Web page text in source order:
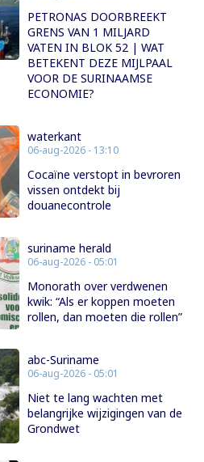
PETRONAS DOORBREEKT
GRENS VAN 1 MILJARD
VATEN IN BLOK 52 | WAT
BETEKENT DEZE MIJLPAAL
VOOR DE SURINAAMSE
ECONOMIE?
waterkant
06-aug-2026 - 13:10
Cocaïne verstopt in bevroren
vissen ontdekt bij
douanecontrole
suriname herald
06-aug-2026 - 05:01
Monorath over verdwenen
kwik: “Als er koppen moeten
rollen, dan moeten die rollen”
abc-Suriname
06-aug-2026 - 05:01
Niet te lang wachten met
belangrijke wijzigingen van de
Grondwet